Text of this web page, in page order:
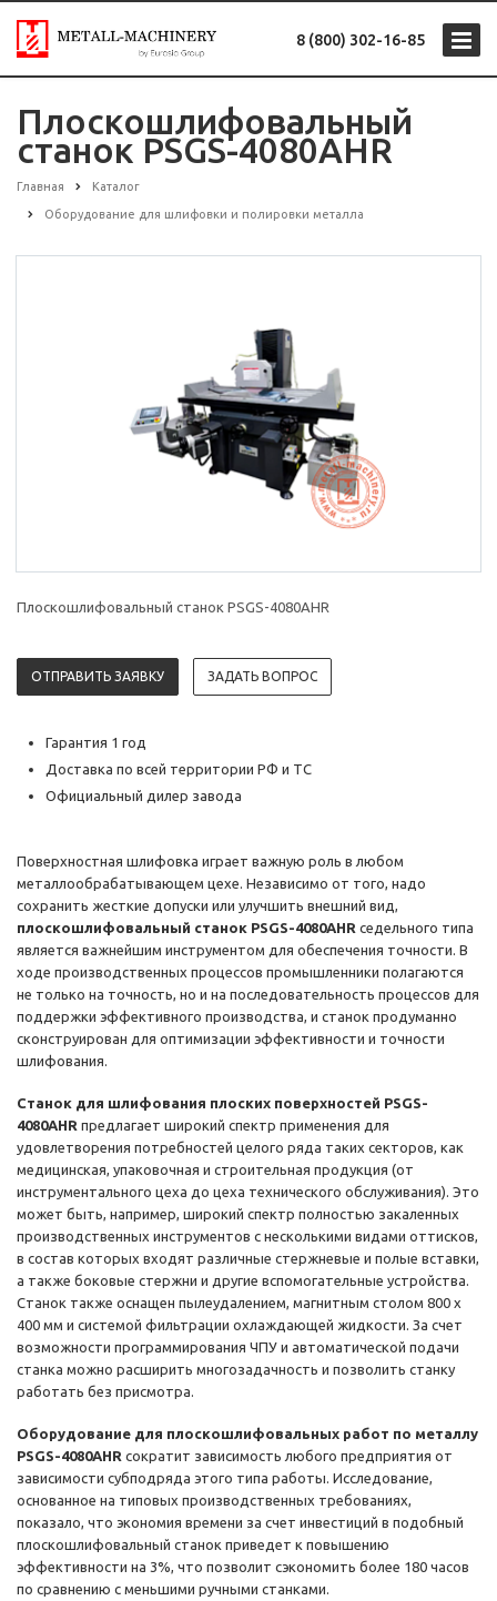
8 (800) 302-16-85
Плоскошлифовальный
станок PSGS-4080AHR
Главная Каталог
Оборудование для шлифовки и полировки металла
Плоскошлифовальный станок PSGS-4080AHR
ОТПРАВИТЬ ЗАЯВКУ ЗАДАТЬ ВОПРОС
Гарантия 1 год
Доставка по всей территории РФ и ТС
Официальный дилер завода
Поверхностная шлифовка играет важную роль в любом
металлообрабатывающем цехе. Независимо от того, надо
сохранить жесткие допуски или улучшить внешний вид,
плоскошлифовальный станок PSGS-4080AHR седельного типа
является важнейшим инструментом для обеспечения точности. В
ходе производственных процессов промышленники полагаются
не только на точность, но и на последовательность процессов для
поддержки эффективного производства, и станок продуманно
сконструирован для оптимизации эффективности и точности
шлифования.
Станок для шлифования плоских поверхностей PSGS-
4080AHR предлагает широкий спектр применения для
удовлетворения потребностей целого ряда таких секторов, как
медицинская, упаковочная и строительная продукция (от
инструментального цеха до цеха технического обслуживания). Это
может быть, например, широкий спектр полностью закаленных
производственных инструментов с несколькими видами оттисков,
в состав которых входят различные стержневые и полые вставки,
а также боковые стержни и другие вспомогательные устройства.
Станок также оснащен пылеудалением, магнитным столом 800 x
400 мм и системой фильтрации охлаждающей жидкости. За счет
возможности программирования ЧПУ и автоматической подачи
станка можно расширить многозадачность и позволить станку
работать без присмотра.
Оборудование для плоскошлифовальных работ по металлу
PSGS-4080AHR сократит зависимость любого предприятия от
зависимости субподряда этого типа работы. Исследование,
основанное на типовых производственных требованиях,
показало, что экономия времени за счет инвестиций в подобный
плоскошлифовальный станок приведет к повышению
эффективности на 3%, что позволит сэкономить более 180 часов
по сравнению с меньшими ручными станками.